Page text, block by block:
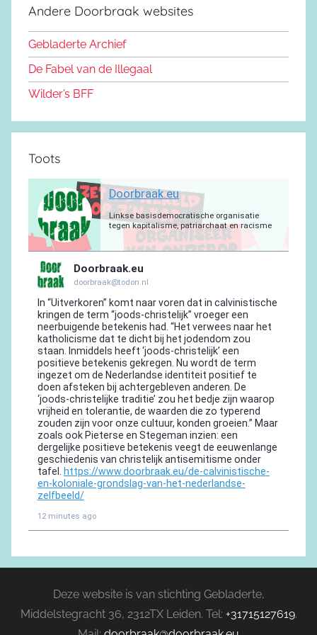
n
m
b
o
o
k
Andere Doorbraak websites
Gebladerte Archief
De Fabel van de Illegaal
Wilder’s BFF
Toots
Deze website is van stichting Gebladerte,
Middelstegracht 36, 2312TX Leiden. Tel: +31715127619.